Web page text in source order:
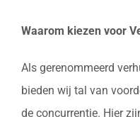
Waarom kiezen voor
Als gerenommeerd
bieden wij tal van
de concurrentie. Hier